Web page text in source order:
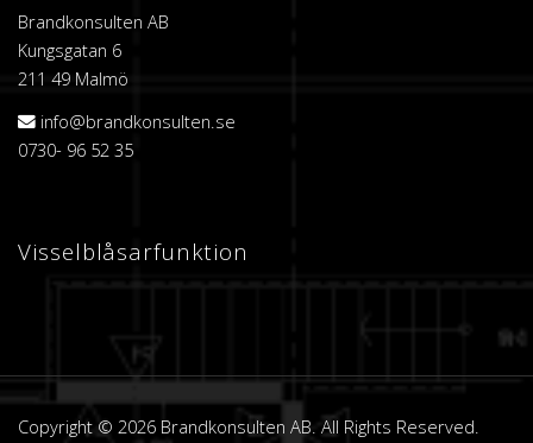
Brandkonsulten AB
Kungsgatan 6
211 49 Malmö
info@brandkonsulten.se
0730- 96 52 35
Visselblåsarfunktion
Copyright © 2026 Brandkonsulten AB. All Rights Reserved.